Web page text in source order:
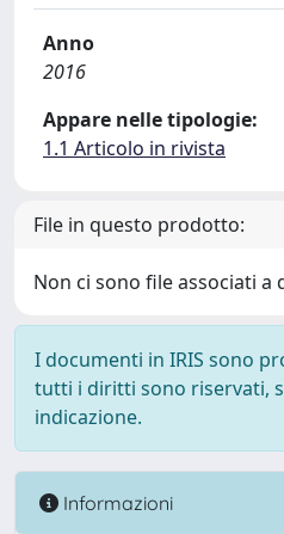
Anno
2016
Appare nelle tipologie:
1.1 Articolo in rivista
File in questo prodotto:
Non ci sono file associati
I documenti in IRIS sono
tutti i diritti sono riservati,
indicazione.
Informazioni